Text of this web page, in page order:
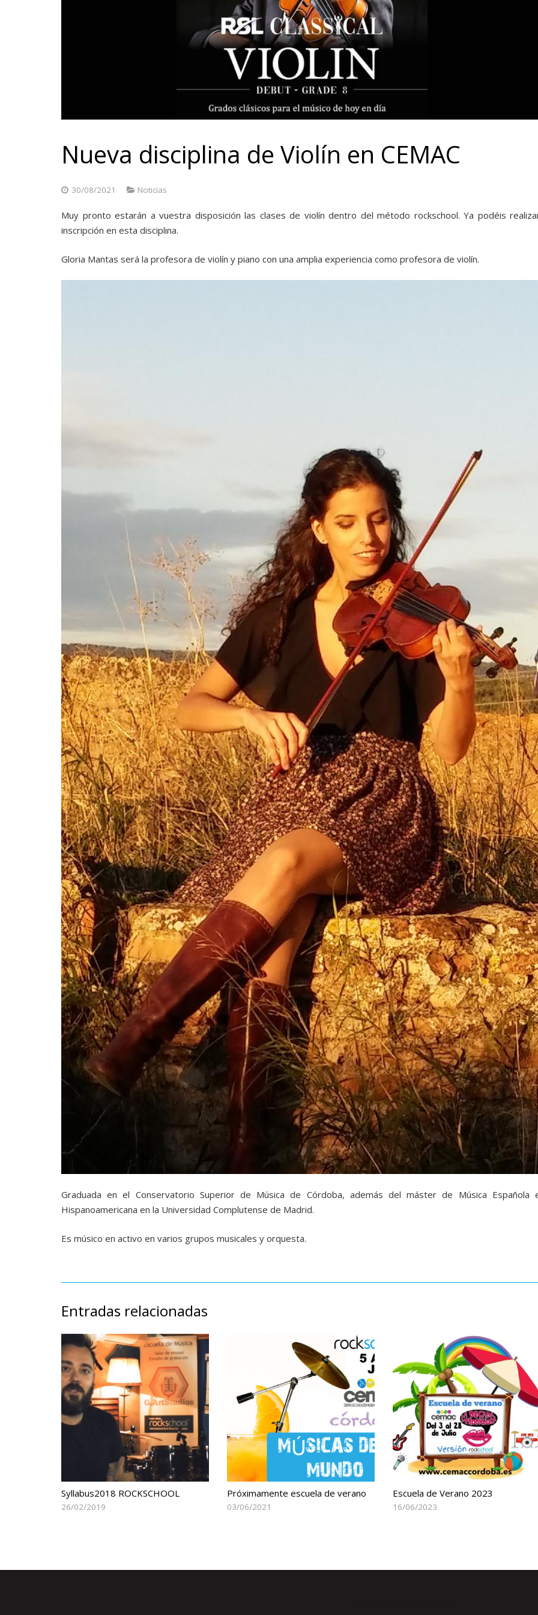
Nueva disciplina de Violín en CEMAC
30/08/2021 Noticias
Muy pronto estarán a vuestra disposición las clases de violín dentro del método rockschool. Ya podéis
inscripción en esta disciplina.
Gloria Mantas será la profesora de violín y piano con una amplia experiencia como profesora de violín.
Graduada en el Conservatorio Superior de Música de Córdoba, además del máster de Música Española
Hispanoamericana en la Universidad Complutense de Madrid.
Es músico en activo en varios grupos musicales y orquesta.
Entradas relacionadas
Syllabus2018 ROCKSCHOOL
26/02/2019
Próximamente escuela de verano
03/06/2021
Escuela de Verano 2023
16/06/2023